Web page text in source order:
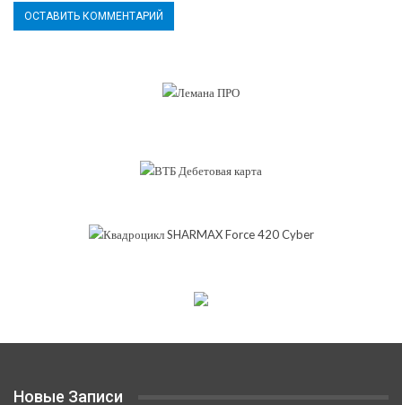
Новые Записи